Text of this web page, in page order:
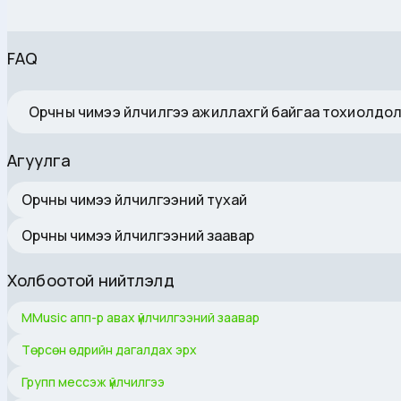
FAQ
Орчны чимээ үйлчилгээ ажиллахгүй байгаа
Агуулга
Орчны чимээ үйлчилгээний тухай
Орчны чимээ үйлчилгээний заавар
Холбоотой нийтлэлүүд
MMusic апп-р авах үйлчилгээний заавар
Төрсөн өдрийн дагалдах эрх
Групп мессэж үйлчилгээ